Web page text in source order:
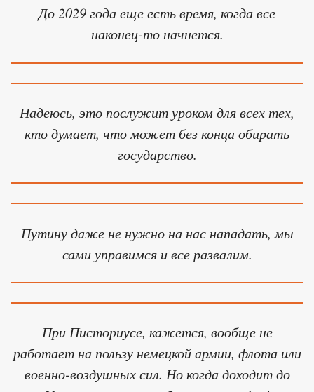
До 2029 года еще есть время, когда все
наконец-то начнется.
Надеюсь, это послужит уроком для всех тех,
кто думает, что может без конца обирать
государство.
Путину даже не нужно на нас нападать, мы
сами управимся и все развалим.
При Писториусе, кажется, вообще не
работает на пользу немецкой армии, флота или
военно-воздушных сил. Но когда доходит до